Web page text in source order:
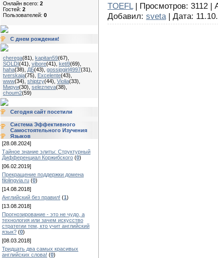
Онлайн всего: 2
Гостей: 2
Пользователей: 0
С днем рождения!
cherega(81) kapitan59(67)
SOLDI(41) vibore(41) keti9(69)
haha(38) ДБ(43) gossipgirl4997(31)
tverskaja(75) Excelente(43)
www(34) shiptzy(44) Violia(33)
Мируи(30) selezneva(38)
choum2(59)
Сегодня сайт посетили
Система Эффективного
Самостоятельного Изучения
Языков
[28.08.2024]
Тайное знание элиты: Структурный
Дифференциал Коржибского (0)
[06.02.2019]
Прекращение поддержки домена
filolingvia.ru (0)
[14.08.2018]
Английский без правил! (1)
[13.08.2018]
Прогнозирование - это не чудо, а
технология или зачем искусство
стратегии тем, кто учит английский
язык? (0)
[08.03.2018]
Тридцать два самых красивых
английских слова! (0)
TOEFL| Просмотров: 3112 |
Добавил: sveta | Дата: